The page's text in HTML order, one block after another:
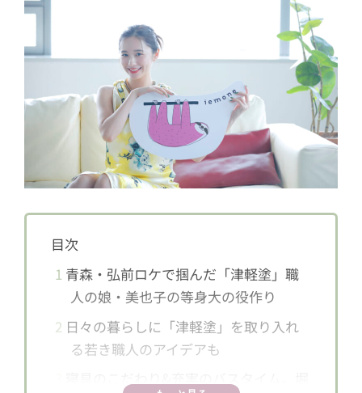
目次
1 青森・弘前ロケで掴んだ「津軽塗」職
人の娘・美也子の等身大の役作り
2 日々の暮らしに「津軽塗」を取り入れ
る若き職人のアイデアも